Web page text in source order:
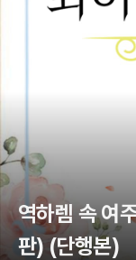
역하렘 속 여
판) (단행본)